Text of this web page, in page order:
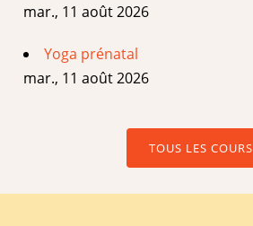
mar., 11 août 2026
Yoga prénatal
mar., 11 août 2026
TOUS LES COURS